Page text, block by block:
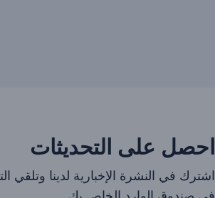
احصل على التحديثات
اشترك في النشرة الإخبارية لدينا وتلقي